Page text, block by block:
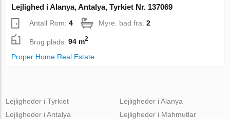
Lejlighed i Alanya, Antalya, Tyrkiet Nr. 137069
Antall Rom:4 Myre. bad fra:2
Brug plads:94 m2
Proper Home Real Estate
Lejligheder i Tyrkiet
Lejligheder i Antalya
Lejligheder i Alanya
Lejligheder i Mahmutlar